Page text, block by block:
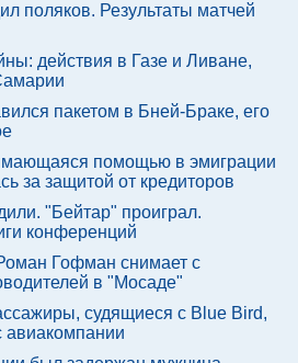
поляков. Результаты матчей
действия в Газе и Ливане,
пакетом в Бней-Браке, его
помощью в эмиграции
за защитой от кредиторов
"Бейтар" проиграл.
конференций
Гофман снимает с
в "Мосаде"
судящиеся с Blue Bird,
авиакомпании